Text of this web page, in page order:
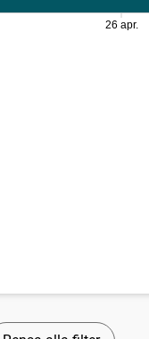
26 apr.